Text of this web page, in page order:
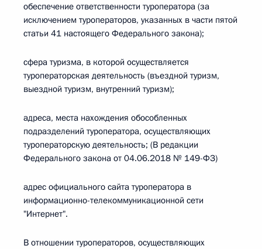
обеспечение ответственности туроператора (за
исключением туроператоров, указанных в части пятой
статьи 41 настоящего Федерального закона);
сфера туризма, в которой осуществляется
туроператорская деятельность (въездной туризм,
выездной туризм, внутренний туризм);
адреса, места нахождения обособленных
подразделений туроператора, осуществляющих
туроператорскую деятельность; (В редакции
Федерального закона от 04.06.2018 № 149-ФЗ)
адрес официального сайта туроператора в
информационно-телекоммуникационной сети
"Интернет".
В отношении туроператоров, осуществляющих